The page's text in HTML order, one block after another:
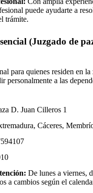
puede ayudarte a
trámite.
(Juzgado de
para quienes residen en la
personalmente a las
D. Juan Cilleros 1
Cáceres,
De lunes a viernes,
a cambios según el